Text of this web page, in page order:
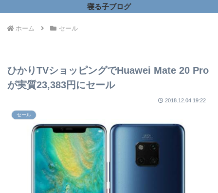
寝る子ブログ
ホーム セール
ひかりTVショッピングでHuawei Mate 20 Pro
が実質23,383円にセール
2018.12.04 19:22
セール